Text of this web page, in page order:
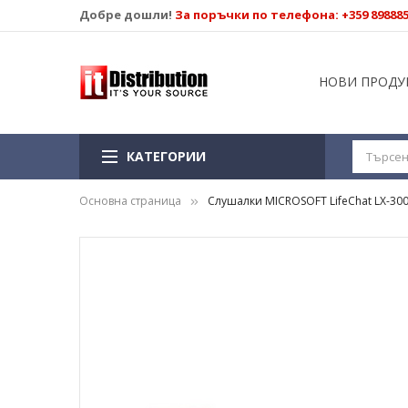
Добре дошли! За поръчки по телефона: +359
НОВИ
КАТЕГОРИИ
Основна страница Слушалки MICROSOFT LifeChat LX-